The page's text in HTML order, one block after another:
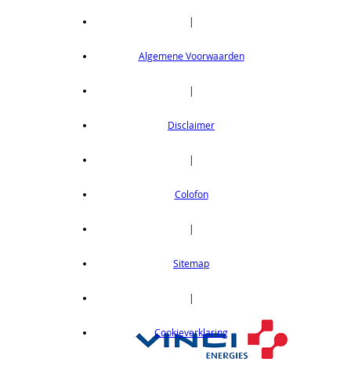
|
Algemene Voorwaarden
|
Disclaimer
|
Colofon
|
Sitemap
|
Cookieverklaring